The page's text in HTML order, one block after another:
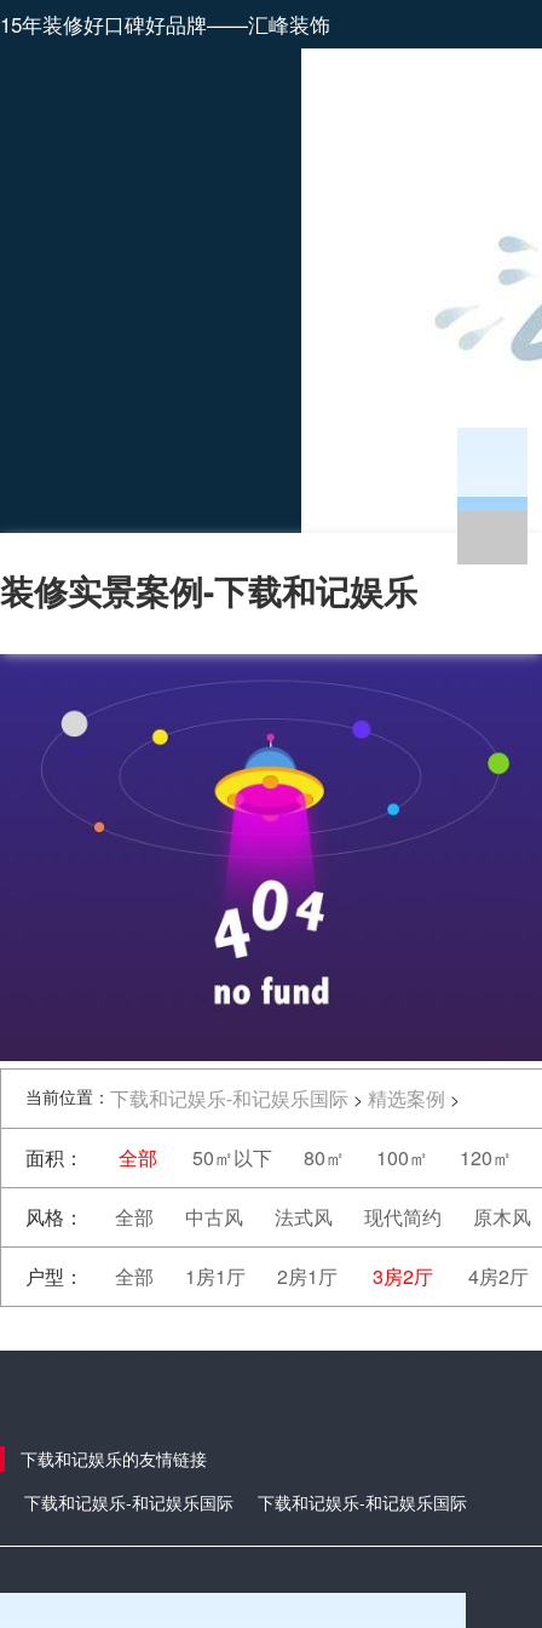
15年装修好口碑好品牌——汇峰装饰
装修实景案例-下载和记娱乐
当前位置： 下载和记娱乐-和记娱乐国际 > 精选案例 >
面积： 全部 50㎡以下 80㎡ 100㎡ 120㎡
风格： 全部 中古风 法式风 现代简约 原木风
户型： 全部 1房1厅 2房1厅 3房2厅 4房2厅
下载和记娱乐的友情链接
下载和记娱乐-和记娱乐国际
下载和记娱乐-和记娱乐国际